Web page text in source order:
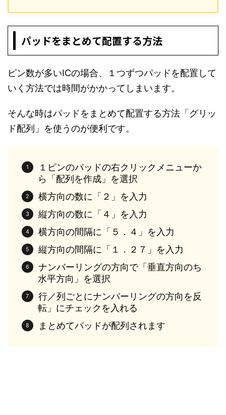
パッドをまとめて配置する方法
ピン数が多いICの場合、１つずつパッドを配置して
いく方法では時間がかかってしまいます。
そんな時はパッドをまとめて配置する方法「グリッ
ド配列」を使うのが便利です。
１ピンのパッドの右クリックメニューか
ら「配列を作成」を選択
横方向の数に「２」を入力
縦方向の数に「４」を入力
横方向の間隔に「５．４」を入力
縦方向の間隔に「１．２７」を入力
ナンバーリングの方向で「垂直方向のち
水平方向」を選択
行／列ごとにナンバーリングの方向を反
転」にチェックを入れる
まとめてパッドが配列されます